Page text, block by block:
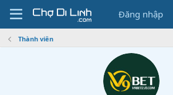
Đăng nhập
Thành viên